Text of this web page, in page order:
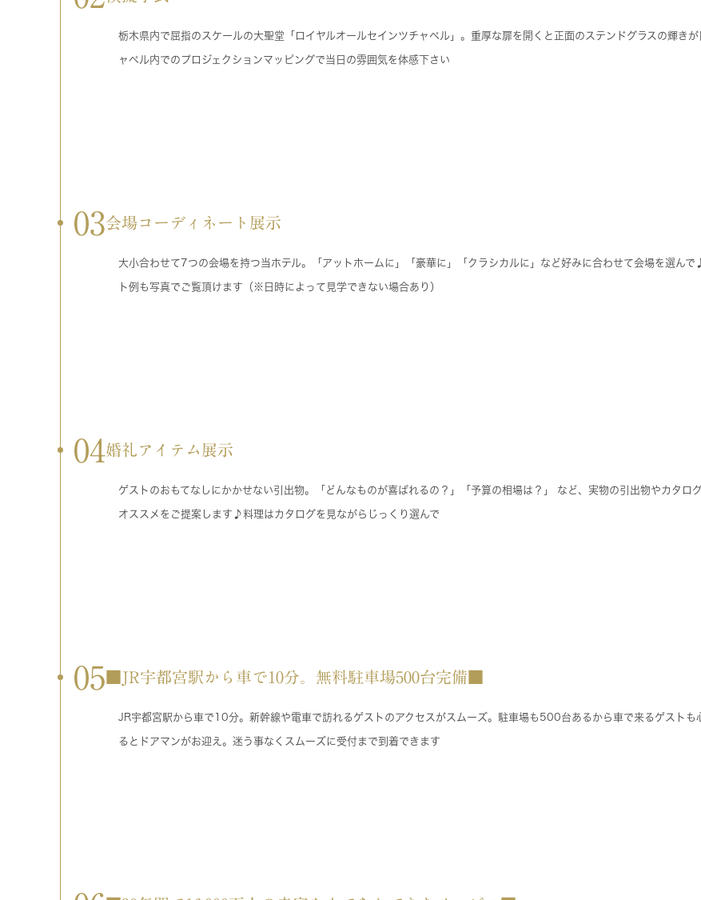
栃木県内で屈指のスケールの大聖堂「ロイヤルオールセインツチャペル」。重厚な扉を開くと正面のステンドグラスの輝き
ャペル内でのプロジェクションマッピングで当日の雰囲気を体感下さい
03会場コーディネート展示
大小合わせて7つの会場を持つ当ホテル。「アットホームに」「豪華に」「クラシカルに」など好みに合わせて会場を選ん
ト例も写真でご覧頂けます（※日時によって見学できない場合あり）
04婚礼アイテム展示
ゲストのおもてなしにかかせない引出物。「どんなものが喜ばれるの？」「予算の相場は？」 など、実物の引出物やカタロ
オススメをご提案します♪料理はカタログを見ながらじっくり選んで
05 ■JR宇都宮駅から車で10分。無料駐車場500台完備■
JR宇都宮駅から車で10分。新幹線や電車で訪れるゲストのアクセスがスムーズ。駐車場も500台あるから車で来るゲストも
るとドアマンがお迎え。迷う事なくスムーズに受付まで到着できます